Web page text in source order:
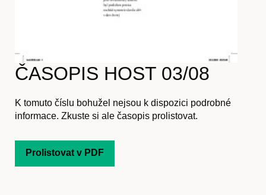
Akce
ČASOPIS HOST 03/08
K tomuto číslu bohužel nejsou k dispozici podrobné
informace. Zkuste si ale časopis prolistovat.
Prolistovat v PDF